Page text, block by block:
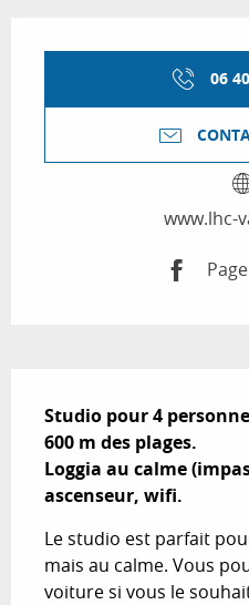
06
www.lhc-
Studio pour 4
600 m des plages.
Loggia au calme
ascenseur, wifi.
Le studio est parfait
mais au calme. Vous
voiture si vous le